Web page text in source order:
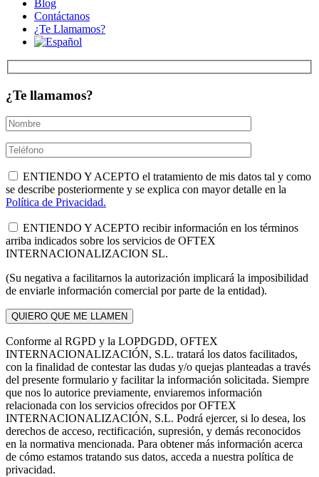
Blog
Contáctanos
¿Te Llamamos?
¿Te llamamos?
ENTIENDO Y ACEPTO el tratamiento de mis datos tal y como
se describe posteriormente y se explica con mayor detalle en la
Política de Privacidad.
ENTIENDO Y ACEPTO recibir información en los términos
arriba indicados sobre los servicios de OFTEX
INTERNACIONALIZACION SL.
(Su negativa a facilitarnos la autorización implicará la imposibilidad
de enviarle información comercial por parte de la entidad).
Conforme al RGPD y la LOPDGDD, OFTEX
INTERNACIONALIZACIÓN, S.L. tratará los datos facilitados,
con la finalidad de contestar las dudas y/o quejas planteadas a través
del presente formulario y facilitar la información solicitada. Siempre
que nos lo autorice previamente, enviaremos información
relacionada con los servicios ofrecidos por OFTEX
INTERNACIONALIZACIÓN, S.L. Podrá ejercer, si lo desea, los
derechos de acceso, rectificación, supresión, y demás reconocidos
en la normativa mencionada. Para obtener más información acerca
de cómo estamos tratando sus datos, acceda a nuestra política de
privacidad.